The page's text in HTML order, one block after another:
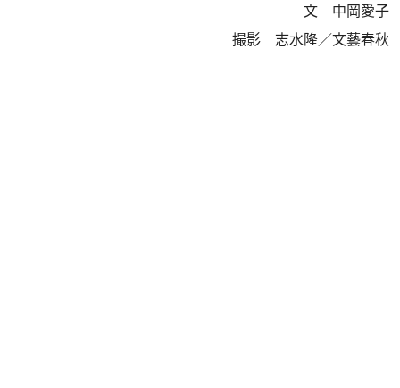
文 中岡愛子
撮影 志水隆／文藝春秋